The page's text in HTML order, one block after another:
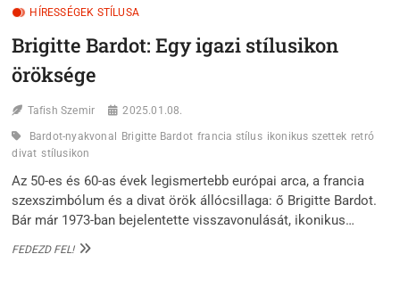
MA
DIKTÁLJA
DIVATOT
HÍRESSÉGEK STÍLUSA
Brigitte Bardot: Egy igazi stílusikon
öröksége
Tafish Szemir 2025.01.08.
Bardot-nyakvonal Brigitte Bardot francia stílus ikonikus szettek retró
divat stílusikon
Az 50-es és 60-as évek legismertebb európai arca, a francia
szexszimbólum és a divat örök állócsillaga: ő Brigitte Bardot.
Bár már 1973-ban bejelentette visszavonulását, ikonikus…
FEDEZD FEL!BRIGITTE